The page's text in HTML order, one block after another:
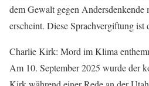
dem Gewalt gegen Andersdenkende
erscheint. Diese Sprachvergiftung ist
Charlie Kirk: Mord im Klima
Am 10. September 2025 wurde der